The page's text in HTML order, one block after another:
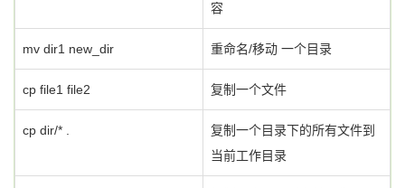
容
mv dir1 new_dir 重命名/移动 一个目录
cp file1 file2 复制一个文件
cp dir/* .
复制一个目录下的所有文件到
当前工作目录